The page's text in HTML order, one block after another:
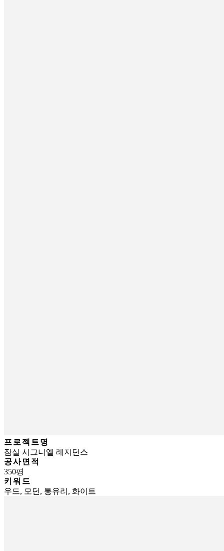
프로젝트명
잠실 시그니엘 레지던스
공사면적
350평
키워드
우드, 모던, 통유리, 화이트